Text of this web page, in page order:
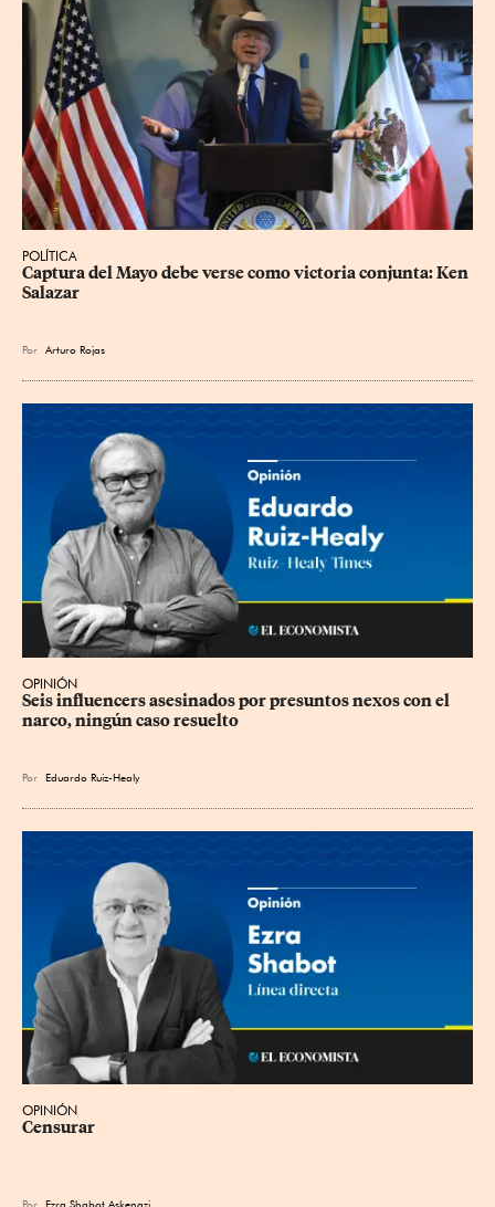
POLÍTICA
Captura del Mayo debe verse como victoria conjunta: Ken
Salazar
Por Arturo Rojas
OPINIÓN
Seis influencers asesinados por presuntos nexos con el
narco, ningún caso resuelto
Por Eduardo Ruiz-Healy
OPINIÓN
Censurar
Por Ezra Shabot Askenazi